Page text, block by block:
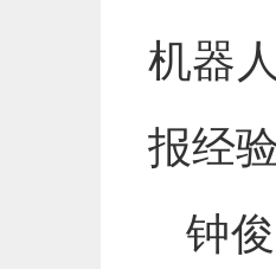
机器
报经
钟